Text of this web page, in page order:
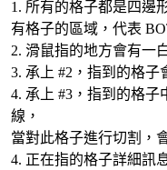
1. 所有的格子都是四邊
有格子的區域，代表
2. 滑鼠指的地方會有一
3. 承上 #2，指到的格子
4. 承上 #3，指到的格子
線，
當對此格子進行切割，
4. 正在指的格子詳細訊